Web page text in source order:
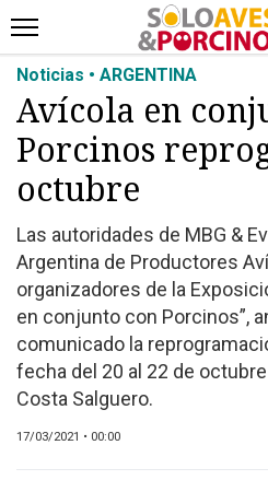
INICIO
NOTICIAS RECIENTES
NOTICIAS
ARTÍCULOS
PROCESO
PRODUCTO
NUEVOS PRODUCTOS
MARKETPLACE
REVISTAS
EVENTOS Y
CAPACITACIONES
Noticias • ARGENTINA
Avícola en
Porcinos
octubre
Las autoridades de MBG &
Argentina de Productores
organizadores de la
en conjunto con Porcinos”,
comunicado la
fecha del 20 al 22 de
Costa Salguero.
17/03/2021 • 00:00